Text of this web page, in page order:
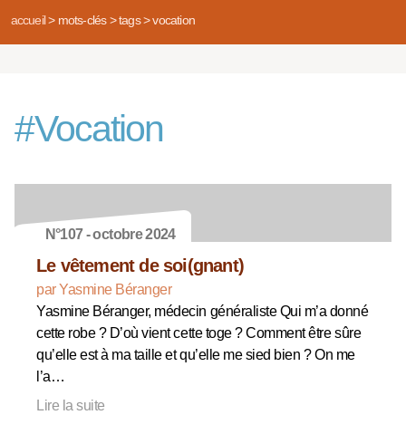
accueil> mots-clés> tags> vocation
#Vocation
N°107 - octobre 2024
Le vêtement de soi(gnant)
par Yasmine Béranger
Yasmine Béranger, médecin généraliste Qui m’a donné
cette robe ? D’où vient cette toge ? Comment être sûre
qu’elle est à ma taille et qu’elle me sied bien ? On me
l’a…
Lire la suite